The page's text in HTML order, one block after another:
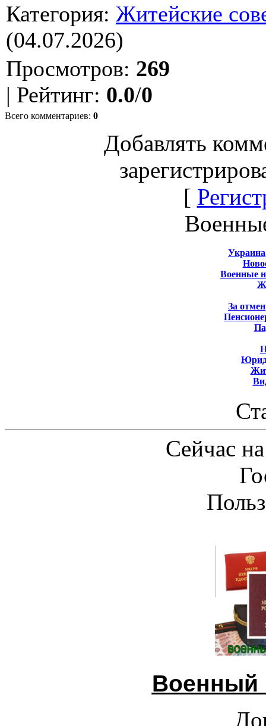
Категория: Житейские
(04.07.2026)
Просмотров: 269
| Рейтинг: 0.0/0
Всего комментариев: 0
Добавлять
[
Военные
За
Сейчас
Военный